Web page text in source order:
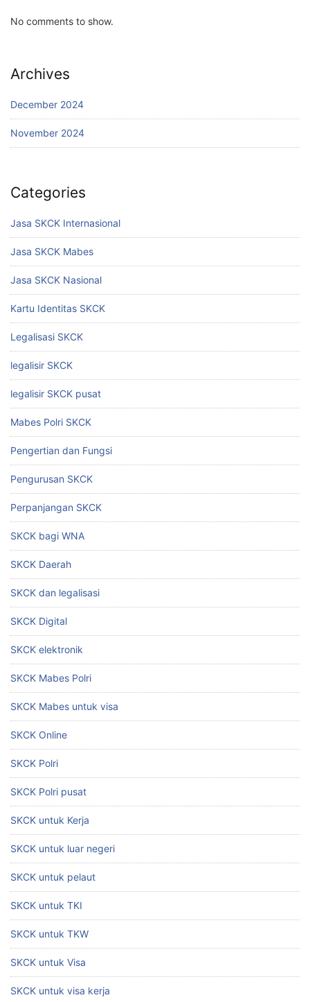
No comments to show.
Archives
December 2024
November 2024
Categories
Jasa SKCK Internasional
Jasa SKCK Mabes
Jasa SKCK Nasional
Kartu Identitas SKCK
Legalisasi SKCK
legalisir SKCK
legalisir SKCK pusat
Mabes Polri SKCK
Pengertian dan Fungsi
Pengurusan SKCK
Perpanjangan SKCK
SKCK bagi WNA
SKCK Daerah
SKCK dan legalisasi
SKCK Digital
SKCK elektronik
SKCK Mabes Polri
SKCK Mabes untuk visa
SKCK Online
SKCK Polri
SKCK Polri pusat
SKCK untuk Kerja
SKCK untuk luar negeri
SKCK untuk pelaut
SKCK untuk TKI
SKCK untuk TKW
SKCK untuk Visa
SKCK untuk visa kerja